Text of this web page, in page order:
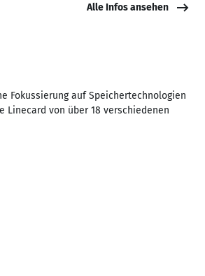
Alle Infos ansehen
Fokussierung auf Speichertechnologien
Linecard von über 18 verschiedenen